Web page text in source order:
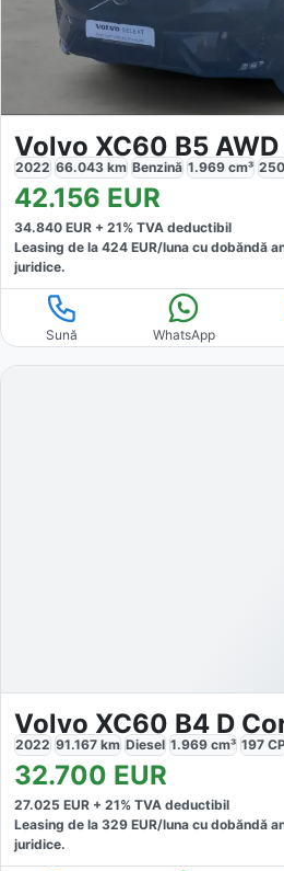
Volvo XC60 B5
2022 66.043 km Benzină 1.969 cm³ 250
42.156 EUR
34.840 EUR + 21% TVA deductibil
Leasing de la 424 EUR/luna cu dobăndă
juridice.
Sună WhatsApp
Volvo XC60 B4 D
2022 91.167 km Diesel 1.969 cm³ 197
32.700 EUR
27.025 EUR + 21% TVA deductibil
Leasing de la 329 EUR/luna cu dobăndă
juridice.